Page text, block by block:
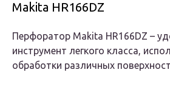
Makita HR166DZ
Перфоратор Makita HR166DZ –
инструмент легкого класса,
обработки различных